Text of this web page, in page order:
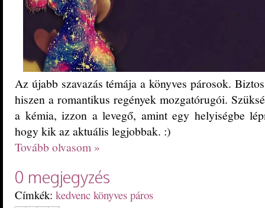
Az újabb szavazás témája a könyves párosok.
hiszen a romantikus regények mozgatórugói.
a kémia, izzon a levegő, amint egy helyiségbe
hogy kik az aktuális legjobbak. :)
Tovább olvasom »
0 megjegyzés
Címkék: kedvenc könyves páros